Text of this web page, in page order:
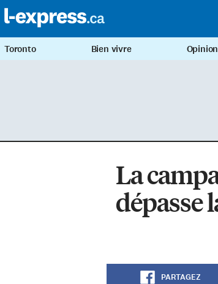
Toronto Bien vivre Opinion
La
dépasse
PARTAGEZ